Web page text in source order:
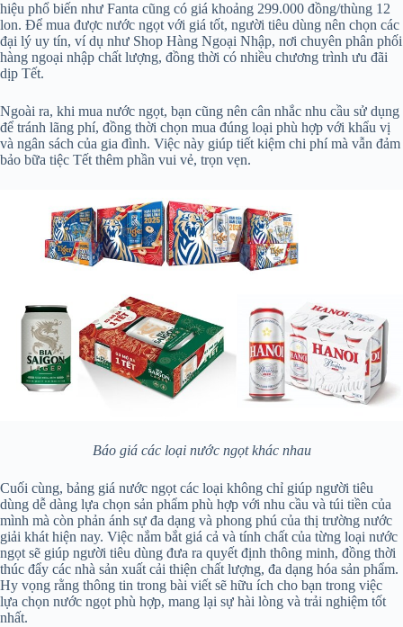
hiệu phổ biến như Fanta cũng có giá khoảng 299.000 đồng/thùng 12
lon. Để mua được nước ngọt với giá tốt, người tiêu dùng nên chọn các
đại lý uy tín, ví dụ như Shop Hàng Ngoại Nhập, nơi chuyên phân phối
hàng ngoại nhập chất lượng, đồng thời có nhiều chương trình ưu đãi
dịp Tết.
Ngoài ra, khi mua nước ngọt, bạn cũng nên cân nhắc nhu cầu sử dụng
để tránh lãng phí, đồng thời chọn mua đúng loại phù hợp với khẩu vị
và ngân sách của gia đình. Việc này giúp tiết kiệm chi phí mà vẫn đảm
bảo bữa tiệc Tết thêm phần vui vẻ, trọn vẹn.
Báo giá các loại nước ngọt khác nhau
Cuối cùng, bảng giá nước ngọt các loại không chỉ giúp người tiêu
dùng dễ dàng lựa chọn sản phẩm phù hợp với nhu cầu và túi tiền của
mình mà còn phản ánh sự đa dạng và phong phú của thị trường nước
giải khát hiện nay. Việc nắm bắt giá cả và tính chất của từng loại nước
ngọt sẽ giúp người tiêu dùng đưa ra quyết định thông minh, đồng thời
thúc đẩy các nhà sản xuất cải thiện chất lượng, đa dạng hóa sản phẩm.
Hy vọng rằng thông tin trong bài viết sẽ hữu ích cho bạn trong việc
lựa chọn nước ngọt phù hợp, mang lại sự hài lòng và trải nghiệm tốt
nhất.